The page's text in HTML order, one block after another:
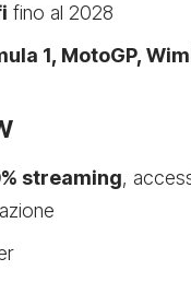
fino al 2028
1, MotoGP,
streaming,